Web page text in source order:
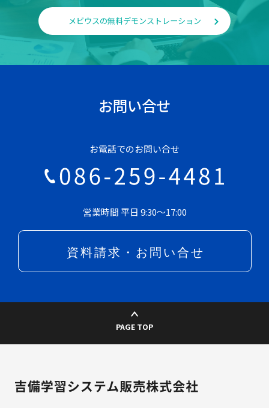
メビウスの無料デモンストレーション
お問い合せ
お電話でのお問い合せ
営業時間 平日 9:30～17:00
PAGE TOP